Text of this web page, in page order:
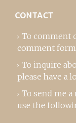
CONTACT
To comment
comment form
To inquire
please have a
To send me a
use the